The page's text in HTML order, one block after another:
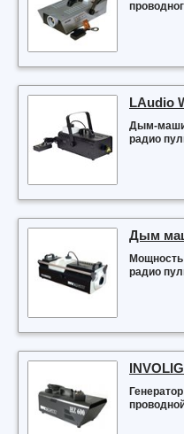
LAudio
Дым-
радио
Дым
Мощность
радио